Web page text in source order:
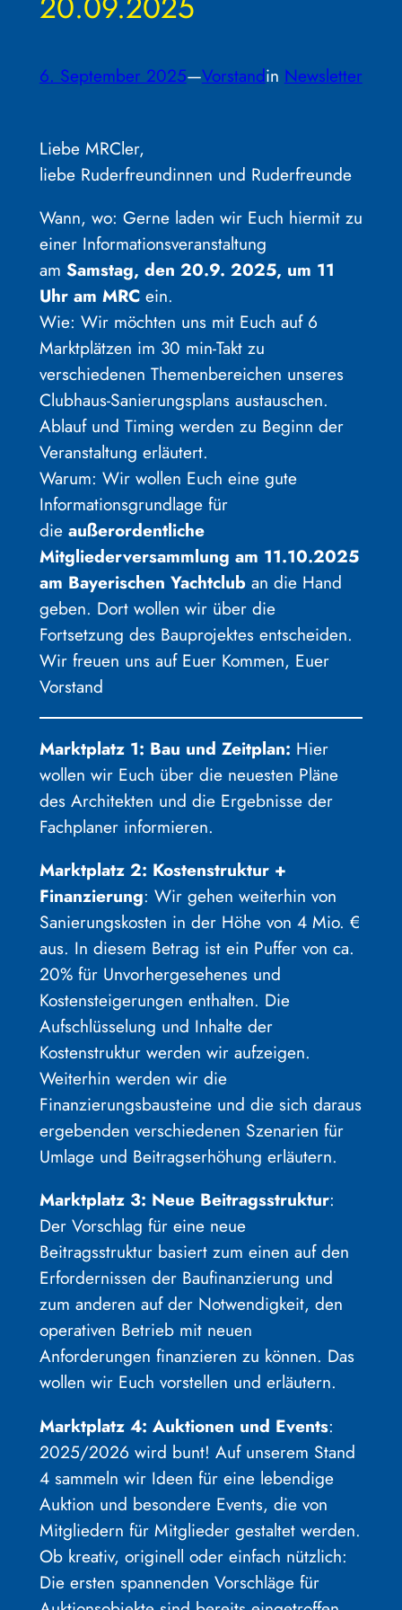
6. September 2025—Vorstandin Newsletter
Liebe MRCler,
liebe Ruderfreundinnen und Ruderfreunde
Wann, wo: Gerne laden wir Euch hiermit zu
einer Informationsveranstaltung
am Samstag, den 20.9. 2025, um 11
Uhr am MRCein.
Wie: Wir möchten uns mit Euch auf 6
Marktplätzen im 30 min-Takt zu
verschiedenen Themenbereichen unseres
Clubhaus-Sanierungsplans austauschen.
Ablauf und Timing werden zu Beginn der
Veranstaltung erläutert.
Warum: Wir wollen Euch eine gute
Informationsgrundlage für
die außerordentliche
Mitgliederversammlung am 11.10.2025
am Bayerischen Yachtcluban die Hand
geben. Dort wollen wir über die
Fortsetzung des Bauprojektes entscheiden.
Wir freuen uns auf Euer Kommen, Euer
Vorstand
Marktplatz 1: Bau und Zeitplan: Hier
wollen wir Euch über die neuesten Pläne
des Architekten und die Ergebnisse der
Fachplaner informieren.
Marktplatz 2: Kostenstruktur +
Finanzierung: Wir gehen weiterhin von
Sanierungskosten in der Höhe von 4 Mio. €
aus. In diesem Betrag ist ein Puffer von ca.
20% für Unvorhergesehenes und
Kostensteigerungen enthalten. Die
Aufschlüsselung und Inhalte der
Kostenstruktur werden wir aufzeigen.
Weiterhin werden wir die
Finanzierungsbausteine und die sich daraus
ergebenden verschiedenen Szenarien für
Umlage und Beitragserhöhung erläutern.
Marktplatz 3: Neue Beitragsstruktur:
Der Vorschlag für eine neue
Beitragsstruktur basiert zum einen auf den
Erfordernissen der Baufinanzierung und
zum anderen auf der Notwendigkeit, den
operativen Betrieb mit neuen
Anforderungen finanzieren zu können. Das
wollen wir Euch vorstellen und erläutern.
Marktplatz 4: Auktionen und Events:
2025/2026 wird bunt! Auf unserem Stand
4 sammeln wir Ideen für eine lebendige
Auktion und besondere Events, die von
Mitgliedern für Mitglieder gestaltet werden.
Ob kreativ, originell oder einfach nützlich:
Die ersten spannenden Vorschläge für